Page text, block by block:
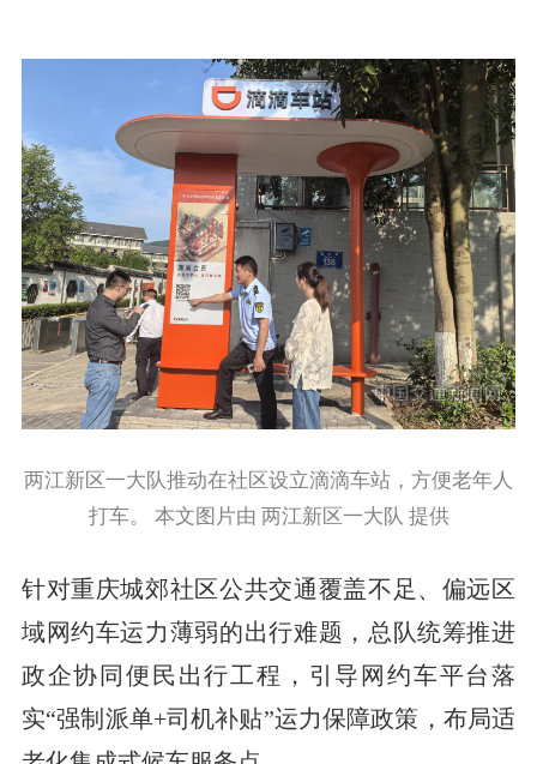
两江新区一大队推动在社区设立滴滴车站，方便老年人
打车。 本文图片由 两江新区一大队 提供
针对重庆城郊社区公共交通覆盖不足、偏远区
域网约车运力薄弱的出行难题，总队统筹推进
政企协同便民出行工程，引导网约车平台落
实“强制派单+司机补贴”运力保障政策，布局适